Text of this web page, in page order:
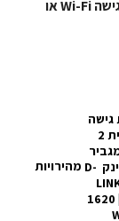
יציאת Ethernet של Gigabit ליצירת נקודת גישה Wi-Fi או
מהירויות